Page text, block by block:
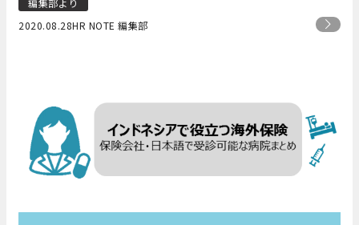
編集部より
2020.08.28HR NOTE 編集部